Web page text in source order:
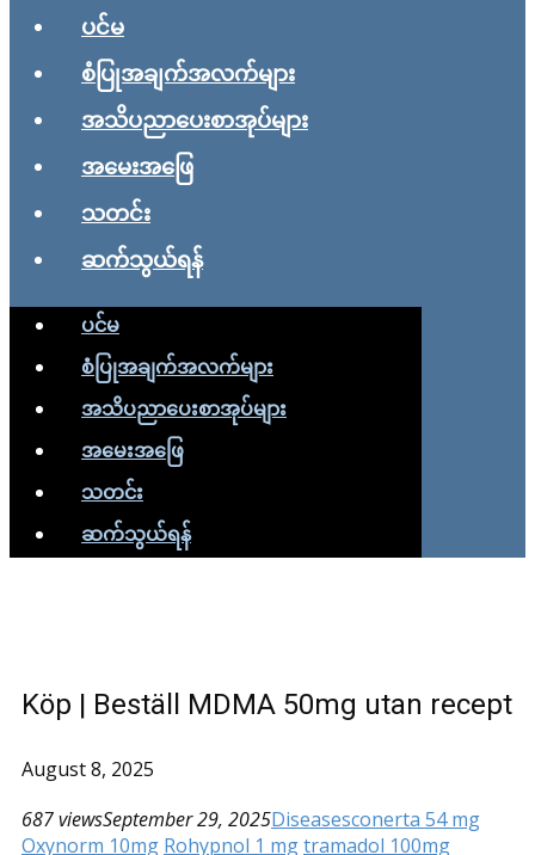
ပင်မ
စံပြုအချက်အလက်များ
အသိပညာပေးစာအုပ်များ
အမေးအဖြေ
သတင်း
ဆက်သွယ်ရန်
ပင်မ
စံပြုအချက်အလက်များ
အသိပညာပေးစာအုပ်များ
အမေးအဖြေ
သတင်း
ဆက်သွယ်ရန်
Köp | Beställ MDMA 50mg utan recept
August 8, 2025
687 viewsSeptember 29, 2025Diseasesconerta 54 mg
Oxynorm 10mg Rohypnol 1 mgtramadol 100mg